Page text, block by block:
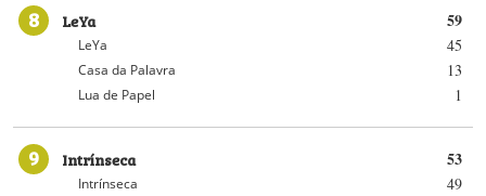
8 59
LeYa
45
LeYa
13
Casa da Palavra
1
Lua de Papel
9 53
Intrínseca
49
Intrínseca